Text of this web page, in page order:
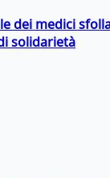
dei medici
solidarietà